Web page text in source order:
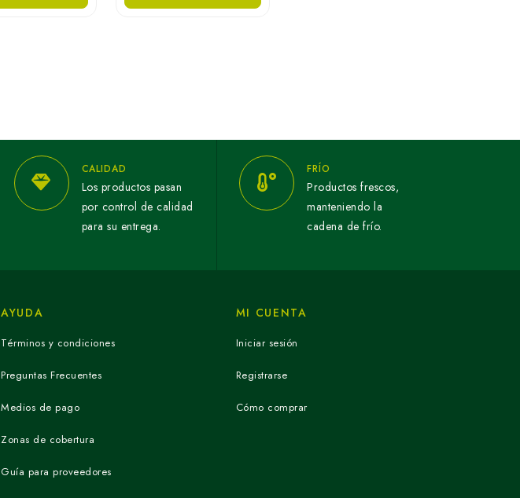
CALIDAD
Los productos pasan
por control de calidad
para su entrega.
FRÍO
Productos frescos,
manteniendo la
cadena de frío.
AYUDA
Términos y condiciones
Preguntas Frecuentes
Medios de pago
Zonas de cobertura
Guía para proveedores
MI CUENTA
Iniciar sesión
Registrarse
Cómo comprar